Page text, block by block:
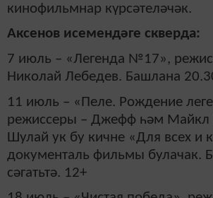
кинофильмнар күрсәтеләчәк.
Аксенов исемендәге скверда:
7 июль – «Легенда №17»,
Николай Лебедев. Башлана
11 июль – «Пеле. Рождение
режиссеры – Джефф һәм Майкл
Шулай ук бу кичне «Для всех и
документаль фильмы булачак.
сәгатьтә. 12+